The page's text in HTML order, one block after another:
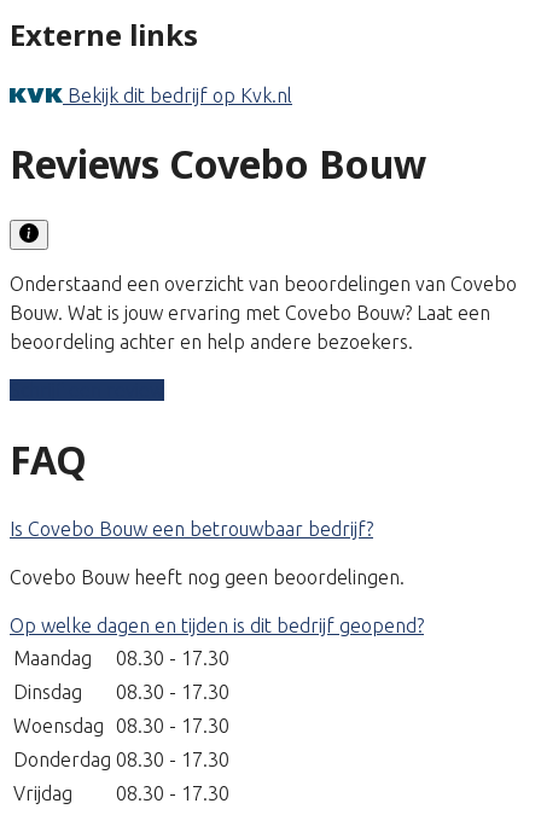
Externe links
Bekijk dit bedrijf op Kvk.nl
Reviews Covebo Bouw
Onderstaand een overzicht van beoordelingen van Covebo
Bouw. Wat is jouw ervaring met Covebo Bouw? Laat een
beoordeling achter en help andere bezoekers.
FAQ
Is Covebo Bouw een betrouwbaar bedrijf?
Covebo Bouw heeft nog geen beoordelingen.
Op welke dagen en tijden is dit bedrijf geopend?
Maandag
08.30 - 17.30
Dinsdag
08.30 - 17.30
Woensdag
08.30 - 17.30
Donderdag 08.30 - 17.30
Vrijdag
08.30 - 17.30